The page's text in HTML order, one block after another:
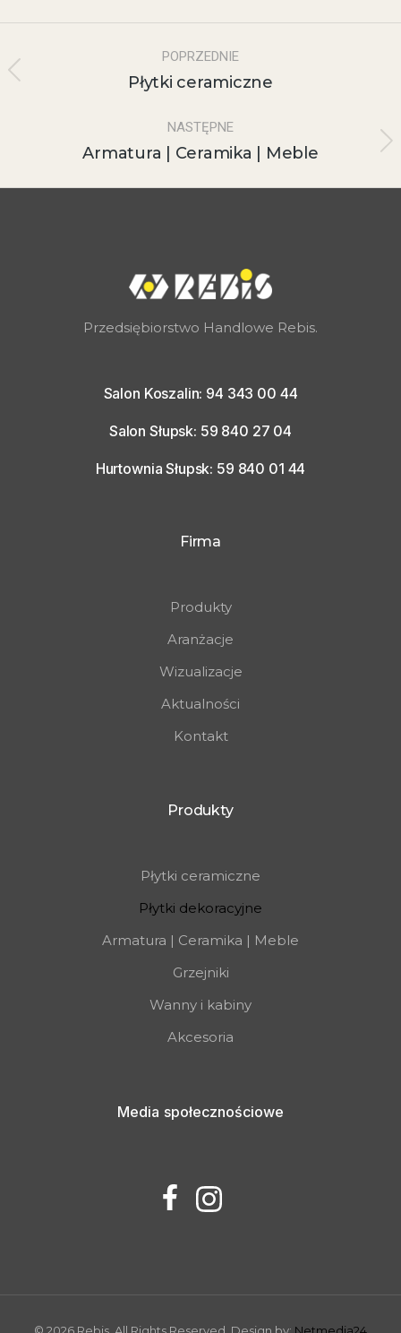
POPRZEDNIE
Płytki ceramiczne
NASTĘPNE
Armatura | Ceramika | Meble
Przedsiębiorstwo Handlowe Rebis.
Salon Koszalin: 94 343 00 44
Salon Słupsk: 59 840 27 04
Hurtownia Słupsk: 59 840 01 44
Firma
Produkty
Aranżacje
Wizualizacje
Aktualności
Kontakt
Produkty
Płytki ceramiczne
Płytki dekoracyjne
Armatura | Ceramika | Meble
Grzejniki
Wanny i kabiny
Akcesoria
Media społecznościowe